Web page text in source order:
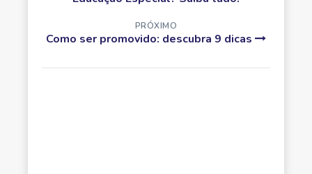
PRÓXIMO
Como ser promovido: descubra 9 dicas